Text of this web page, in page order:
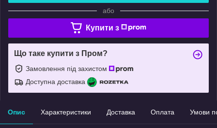
або
Купити з
Що таке купити з Пром?
Замовлення під захистом
Доступна доставка
Опис Характеристики Доставка Оплата Умови